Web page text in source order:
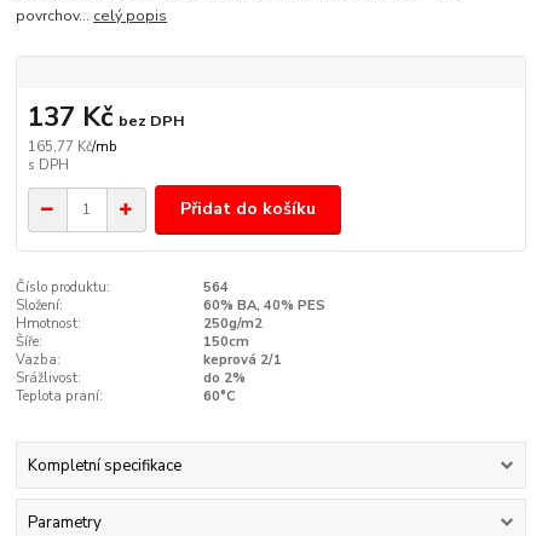
povrchov... celý popis
165,77 Kč/mb
137 Kč bez DPH
Přidat do košíku
Číslo produktu:
564
Složení:
60% BA, 40% PES
Hmotnost:
250g/m2
Šíře:
150cm
Vazba:
keprová 2/1
Srážlivost:
do 2%
Teplota praní:
60°C
Kompletní specifikace
Parametry